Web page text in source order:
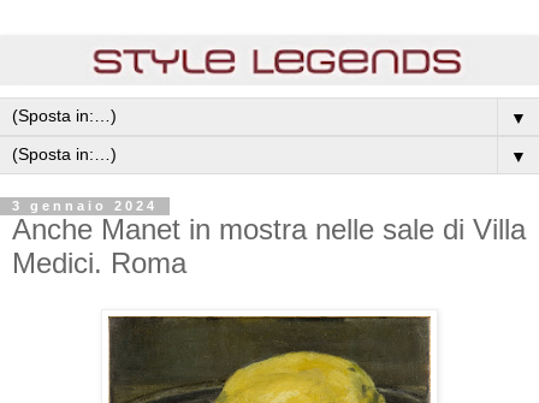
▼
▼
3 gennaio 2024
Anche Manet in mostra nelle sale di Villa
Medici. Roma